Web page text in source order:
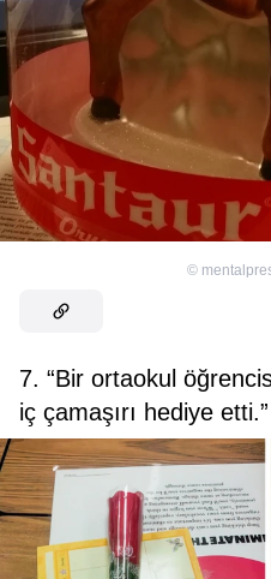
©
7. “Bir ortaokul
iç çamaşırı hediye etti.”